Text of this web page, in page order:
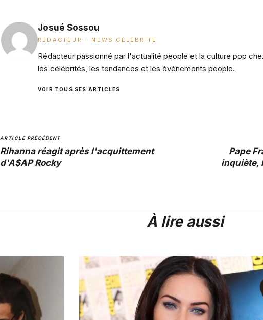
Josué Sossou
RÉDACTEUR – NEWS CÉLÉBRITÉ
Rédacteur passionné par l'actualité people et la culture pop
les célébrités, les tendances et les événements people.
VOIR TOUS SES ARTICLES
ARTICLE PRÉCÉDENT
Rihanna réagit après l'acquittement
d'A$AP Rocky
Pape
inquiète,
À lire aussi